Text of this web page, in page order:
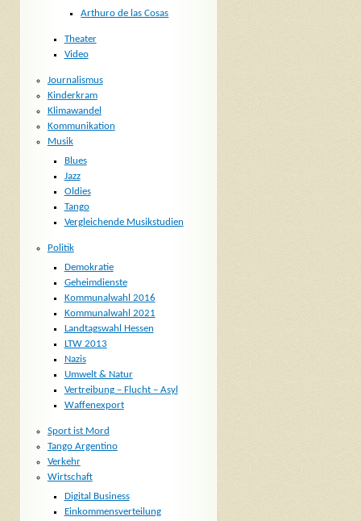
Arthuro de las Cosas
Theater
Video
Journalismus
Kinderkram
Klimawandel
Kommunikation
Musik
Blues
Jazz
Oldies
Tango
Vergleichende Musikstudien
Politik
Demokratie
Geheimdienste
Kommunalwahl 2016
Kommunalwahl 2021
Landtagswahl Hessen
LTW 2013
Nazis
Umwelt & Natur
Vertreibung – Flucht – Asyl
Waffenexport
Sport ist Mord
Tango Argentino
Verkehr
Wirtschaft
Digital Business
Einkommensverteilung